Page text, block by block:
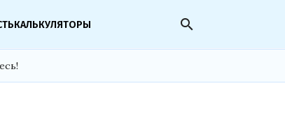
КАЛЬКУЛЯТОРЫ search